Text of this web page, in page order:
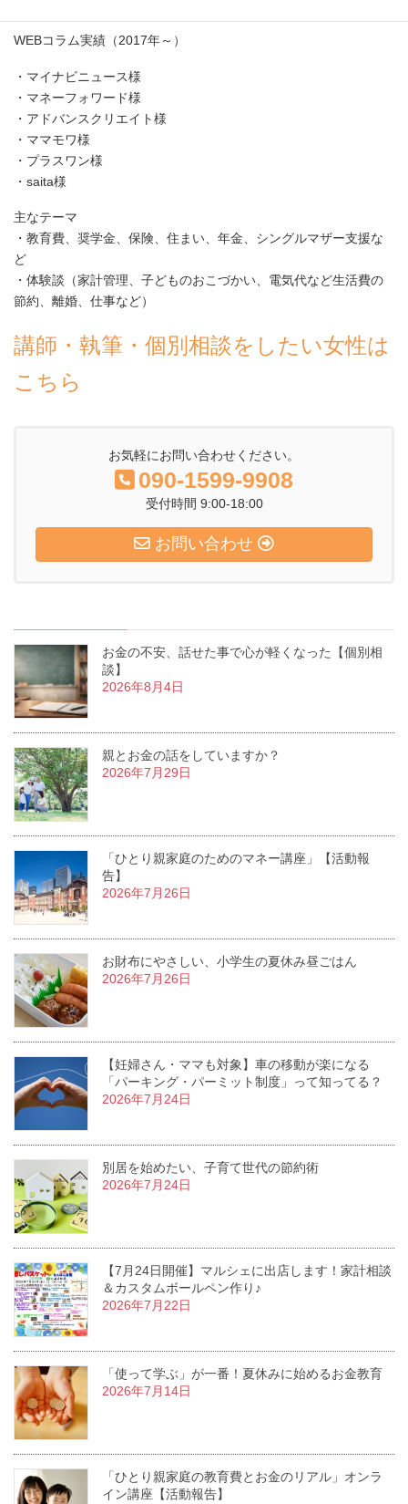
WEBコラム実績（2017年～）
・マイナビニュース様
・マネーフォワード様
・アドバンスクリエイト様
・ママモワ様
・プラスワン様
・saita様
主なテーマ
・教育費、奨学金、保険、住まい、年金、シングルマザー支援な
ど
・体験談（家計管理、子どものおこづかい、電気代など生活費の
節約、離婚、仕事など）
講師・執筆・個別相談をしたい女性は
こちら
お気軽にお問い合わせください。
090-1599-9908
受付時間 9:00-18:00
お問い合わせ
お金の不安、話せた事で心が軽くなった【個別相
談】
2026年8月4日
親とお金の話をしていますか？
2026年7月29日
「ひとり親家庭のためのマネー講座」【活動報
告】
2026年7月26日
お財布にやさしい、小学生の夏休み昼ごはん
2026年7月26日
【妊婦さん・ママも対象】車の移動が楽になる
「パーキング・パーミット制度」って知ってる？
2026年7月24日
別居を始めたい、子育て世代の節約術
2026年7月24日
【7月24日開催】マルシェに出店します！家計相談
＆カスタムボールペン作り♪
2026年7月22日
「使って学ぶ」が一番！夏休みに始めるお金教育
2026年7月14日
「ひとり親家庭の教育費とお金のリアル」オンラ
イン講座【活動報告】